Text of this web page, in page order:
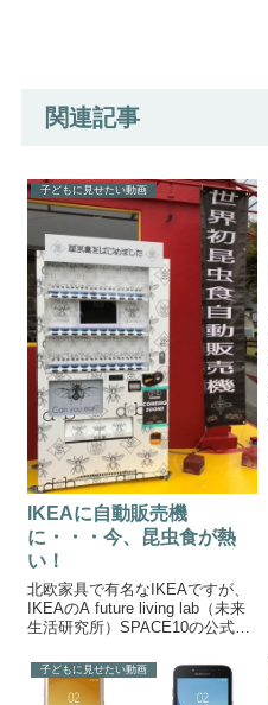
関連記事
子どもに見せたい動画
IKEAに自動販売機
に・・・今、昆虫食が熱
い！
北欧家具で有名なIKEAですが、
IKEAのA future living lab（未来
生活研究所）SPACE10の公式ブ
な未来の食品が発表されまし
た。IKEAが考える未来食①バグ
子どもに見せたい動画